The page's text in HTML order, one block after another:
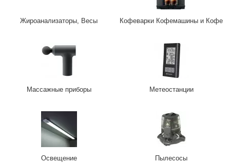
Жироанализаторы, Весы Кофеварки Кофемашины и Кофе
Массажные приборы Метеостанции
Освещение Пылесосы